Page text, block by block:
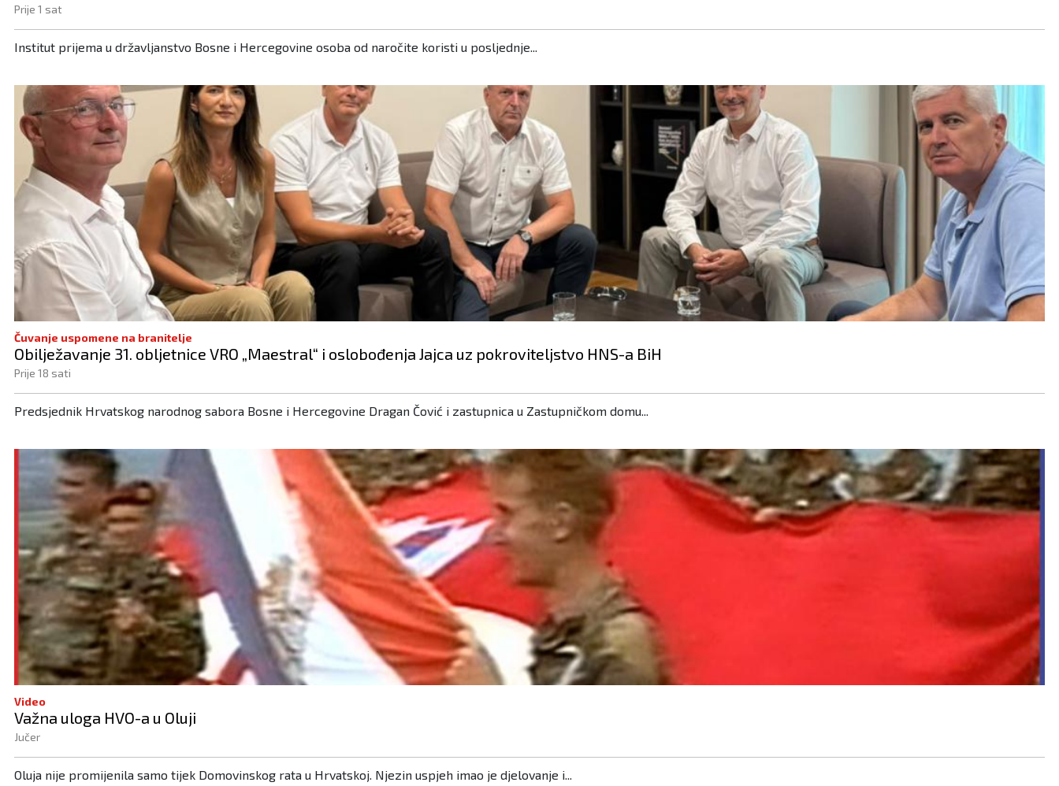
Prije 1 sat
Institut prijema u državljanstvo Bosne i Hercegovine osoba od naročite koristi u posljednje...
Čuvanje uspomene na branitelje
Obilježavanje 31. obljetnice VRO „Maestral“ i oslobođenja Jajca uz pokroviteljstvo HNS-a BiH
Prije 18 sati
Predsjednik Hrvatskog narodnog sabora Bosne i Hercegovine Dragan Čović i zastupnica u Zastupničkom domu...
Video
Važna uloga HVO-a u Oluji
Jučer
Oluja nije promijenila samo tijek Domovinskog rata u Hrvatskoj. Njezin uspjeh imao je djelovanje i...